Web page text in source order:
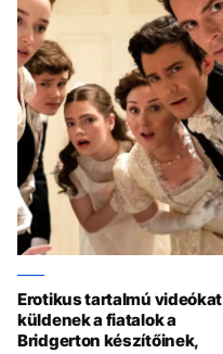
Erotikus tartalmú videókat
küldenek a fiatalok a
Bridgerton készítőinek,